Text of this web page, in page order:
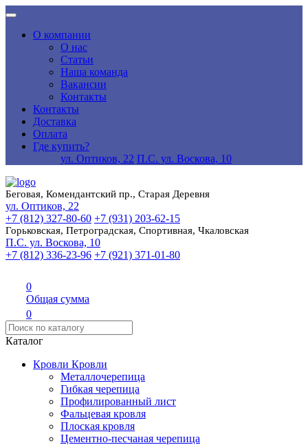
О компании
О нас
Статьи
Наша команда
Вакансии
Контакты
Контакты
Доставка
Оплата
Где купить?
ул. Оптиков, 22 П.С. ул. Воскова, 10
Беговая, Комендантский пр., Старая Деревня
ул. Оптиков, 22
+7 (812) 327-80-60 +7 (931) 203-62-15
Горьковская, Петроградская, Спортивная, Чкаловская
П.С. ул. Воскова, 10
+7 (812) 336-23-96 +7 (921) 371-01-80
0
Общая сумма
0
Каталог
Кровли Кровли
Металлочерепица
Гибкая черепица
Профилированный лист
Фальцевая кровля
Плоская кровля
Цементно-песчаная черепица